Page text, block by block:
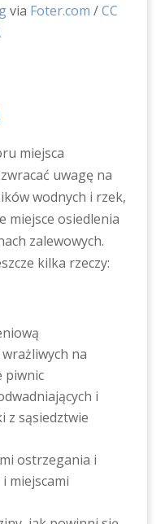
via Foter.com /CC
miejsca
uwagę na
wodnych i rzek,
miejsce osiedlenia
zalewowych.
kilka rzeczy:
na
piwnic
i
z sąsiedztwie
ostrzegania i
miejscami